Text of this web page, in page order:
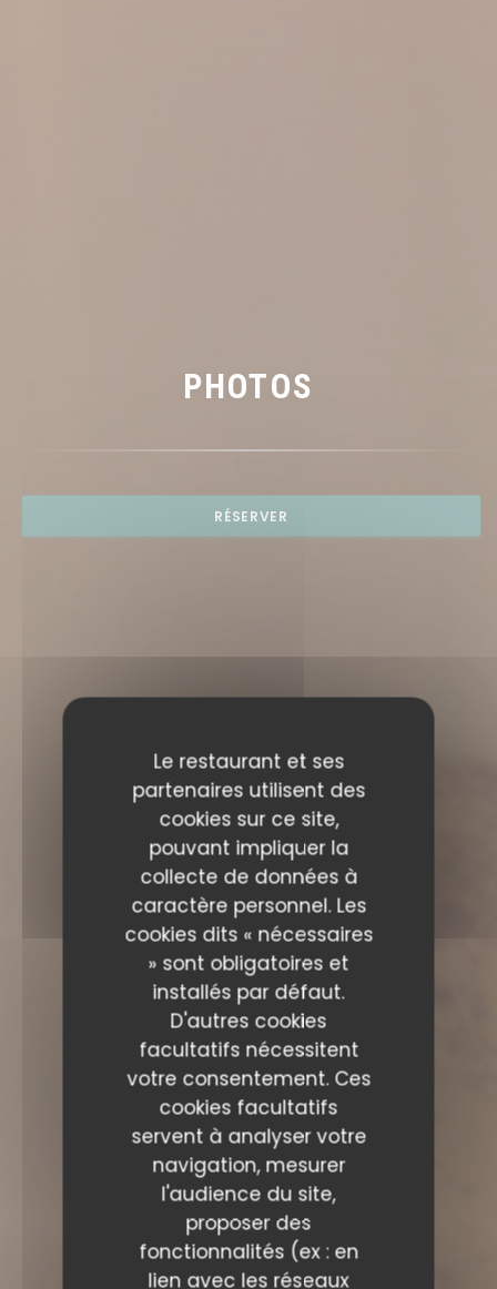
Le restaurant et ses
partenaires utilisent des
cookies sur ce site,
pouvant impliquer la
collecte de données à
caractère personnel. Les
cookies dits « nécessaires
» sont obligatoires et
installés par défaut.
D'autres cookies
facultatifs nécessitent
votre consentement. Ces
cookies facultatifs
servent à analyser votre
navigation, mesurer
l'audience du site,
proposer des
fonctionnalités (ex : en
lien avec les réseaux
PHOTOS
RÉSERVER